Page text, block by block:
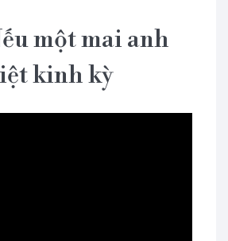
một mai anh
kinh kỳ